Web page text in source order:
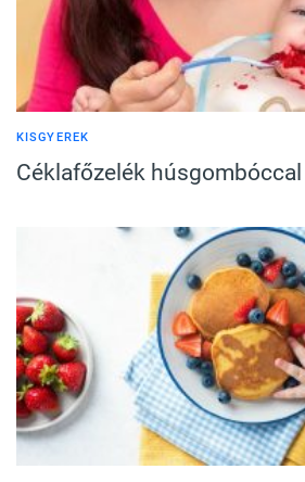
KISGYEREK
Céklafőzelék húsgombóccal